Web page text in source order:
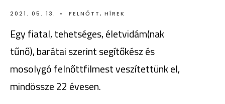
2021. 05. 13. • FELNŐTT, HÍREK
Egy fiatal, tehetséges, életvidám(nak
tűnő), barátai szerint segítőkész és
mosolygó felnőttfilmest veszítettünk el,
mindössze 22 évesen.